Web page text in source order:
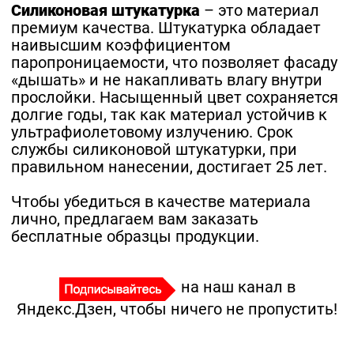
Силиконовая штукатурка – это материал
премиум качества. Штукатурка обладает
наивысшим коэффициентом
паропроницаемости, что позволяет фасаду
«дышать» и не накапливать влагу внутри
прослойки. Насыщенный цвет сохраняется
долгие годы, так как материал устойчив к
ультрафиолетовому излучению. Срок
службы силиконовой штукатурки, при
правильном нанесении, достигает 25 лет.
Чтобы убедиться в качестве материала
лично, предлагаем вам заказать
бесплатные образцы продукции.
на наш канал в
Яндекс.Дзен, чтобы ничего не пропустить!